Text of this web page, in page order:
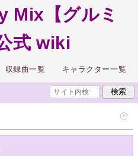
Mix【グルミ
式 wiki
収録曲一覧 キャラクター一覧